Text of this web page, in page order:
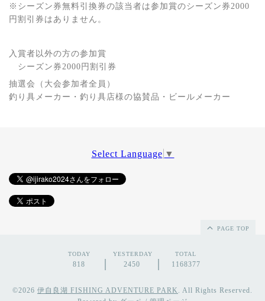
※シーズン券無料引換券の該当者は参加賞のシーズン券2000
円割引券はありません。
入賞者以外の方の参加賞
シーズン券2000円割引券
抽選会（大会参加者全員）
釣り具メーカー・釣り具店様の協賛品・ビールメーカー
Select Language ▼
PAGE TOP
TODAY
818
YESTERDAY
2450
TOTAL
1168377
©2026 伊自良湖 FISHING ADVENTURE PARK. All Rights Reserved.